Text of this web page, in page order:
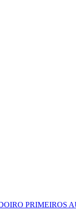
PRIMEIROS